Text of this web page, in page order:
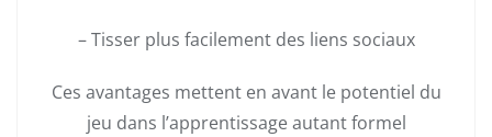
– Tisser plus facilement des liens sociaux
Ces avantages mettent en avant le potentiel du
jeu dans l’apprentissage autant formel